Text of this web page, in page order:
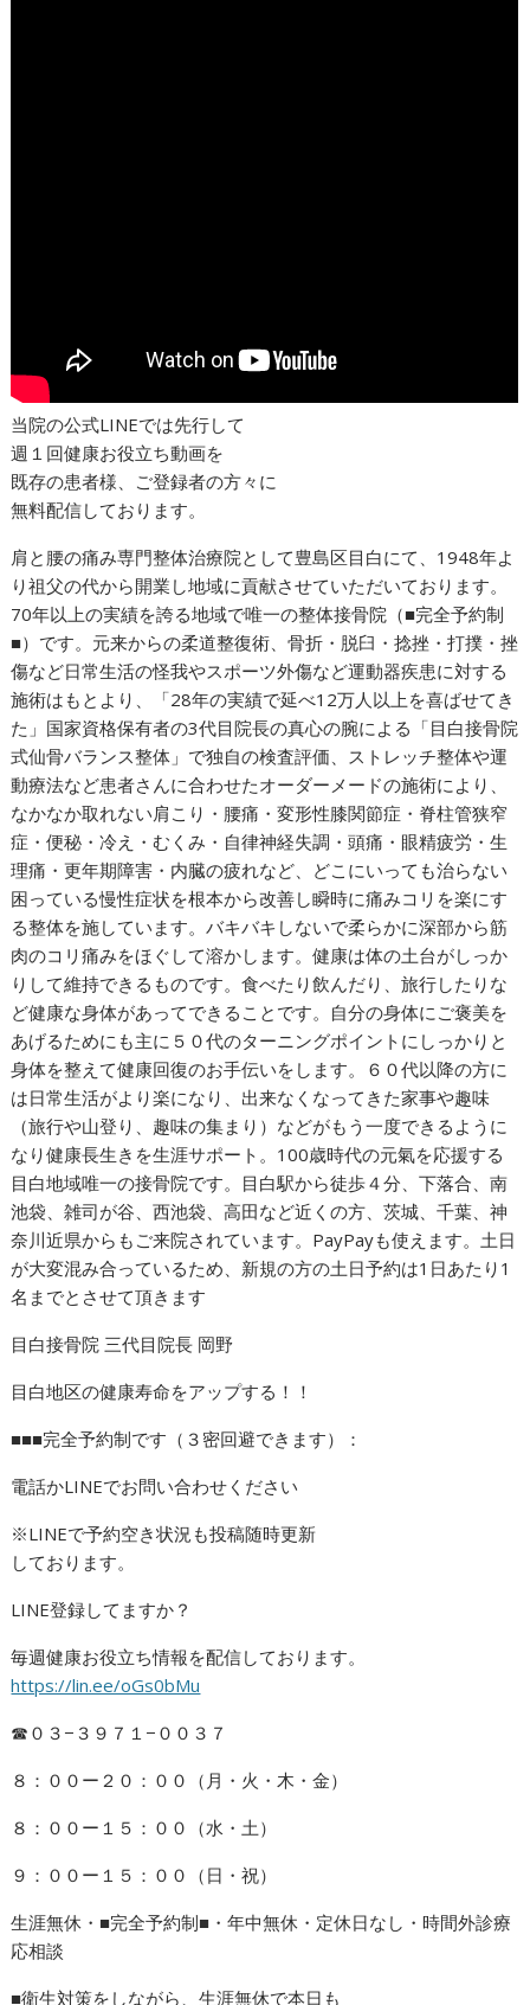
当院の公式LINEでは先行して
週１回健康お役立ち動画を
既存の患者様、ご登録者の方々に
無料配信しております。
肩と腰の痛み専門整体治療院として豊島区目白にて、1948年よ
り祖父の代から開業し地域に貢献させていただいております。
70年以上の実績を誇る地域で唯一の整体接骨院（■完全予約制
■）です。元来からの柔道整復術、骨折・脱臼・捻挫・打撲・挫
傷など日常生活の怪我やスポーツ外傷など運動器疾患に対する
施術はもとより、「28年の実績で延べ12万人以上を喜ばせてき
た」国家資格保有者の3代目院長の真心の腕による「目白接骨院
式仙骨バランス整体」で独自の検査評価、ストレッチ整体や運
動療法など患者さんに合わせたオーダーメードの施術により、
なかなか取れない肩こり・腰痛・変形性膝関節症・脊柱管狭窄
症・便秘・冷え・むくみ・自律神経失調・頭痛・眼精疲労・生
理痛・更年期障害・内臓の疲れなど、どこにいっても治らない
困っている慢性症状を根本から改善し瞬時に痛みコリを楽にす
る整体を施しています。バキバキしないで柔らかに深部から筋
肉のコリ痛みをほぐして溶かします。健康は体の土台がしっか
りして維持できるものです。食べたり飲んだり、旅行したりな
ど健康な身体があってできることです。自分の身体にご褒美を
あげるためにも主に５０代のターニングポイントにしっかりと
身体を整えて健康回復のお手伝いをします。６０代以降の方に
は日常生活がより楽になり、出来なくなってきた家事や趣味
（旅行や山登り、趣味の集まり）などがもう一度できるように
なり健康長生きを生涯サポート。100歳時代の元氣を応援する
目白地域唯一の接骨院です。目白駅から徒歩４分、下落合、南
池袋、雑司が谷、西池袋、高田など近くの方、茨城、千葉、神
奈川近県からもご来院されています。PayPayも使えます。土日
が大変混み合っているため、新規の方の土日予約は1日あたり1
名までとさせて頂きます
目白接骨院 三代目院長 岡野
目白地区の健康寿命をアップする！！
■■■完全予約制です（３密回避できます）：
電話かLINEでお問い合わせください
※LINEで予約空き状況も投稿随時更新
しております。
LINE登録してますか？
毎週健康お役立ち情報を配信しております。
https://lin.ee/oGs0bMu
☎︎０３−３９７１−００３７
８：００ー２０：００（月・火・木・金）
８：００ー１５：００（水・土）
９：００ー１５：００（日・祝）
生涯無休・■完全予約制■・年中無休・定休日なし・時間外診療
応相談
■衛生対策をしながら、生涯無休で本日も